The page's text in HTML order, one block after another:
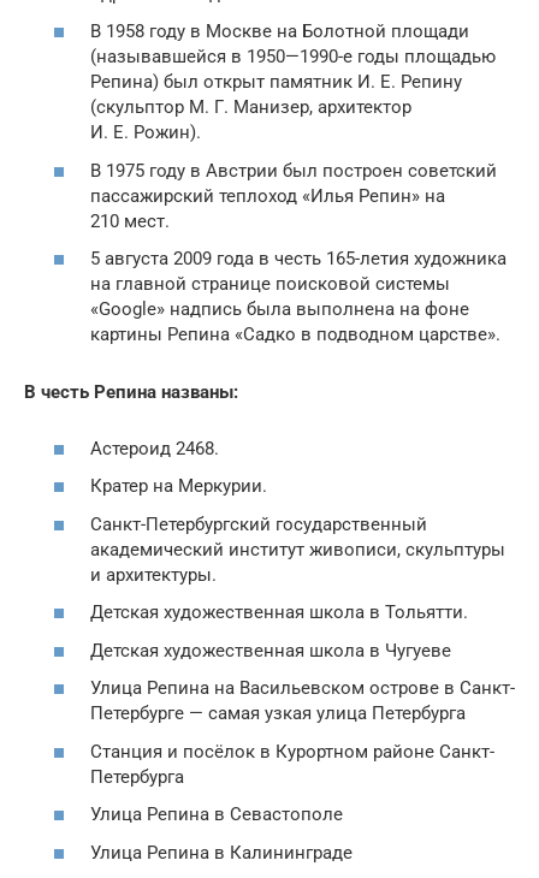
В 1958 году в Москве на Болотной площади
(называвшейся в 1950—1990-е годы площадью
Репина) был открыт памятник И. Е. Репину
(скульптор М. Г. Манизер, архитектор
И. Е. Рожин).
В 1975 году в Австрии был построен советский
пассажирский теплоход «Илья Репин» на
210 мест.
5 августа 2009 года в честь 165-летия художника
на главной странице поисковой системы
«Google» надпись была выполнена на фоне
картины Репина «Садко в подводном царстве».
В честь Репина названы:
Астероид 2468.
Кратер на Меркурии.
Санкт-Петербургский государственный
академический институт живописи, скульптуры
и архитектуры.
Детская художественная школа в Тольятти.
Детская художественная школа в Чугуеве
Улица Репина на Васильевском острове в Санкт-
Петербурге — самая узкая улица Петербурга
Станция и посёлок в Курортном районе Санкт-
Петербурга
Улица Репина в Севастополе
Улица Репина в Калининграде